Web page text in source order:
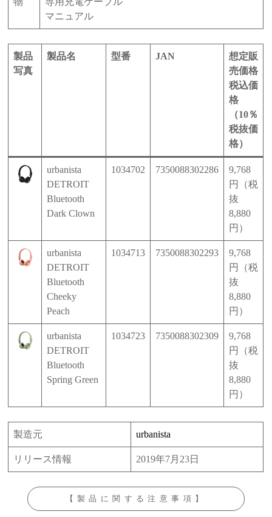
マニュアル
製品
写真
製品名 型番 JAN
想定販
売価格
税込価
格
（10％
税抜価
格）
urbanista
DETROIT
Bluetooth
Dark Clown
1034702 7350088302286
9,768
円（税
抜
8,880
円）
urbanista
DETROIT
Bluetooth
Cheeky
Peach
1034713 7350088302293
9,768
円（税
抜
8,880
円）
urbanista
DETROIT
Bluetooth
Spring Green
1034723 7350088302309
9,768
円（税
抜
8,880
円）
製造元 urbanista
リリース情報 2019年7月23日
【製品に関する注意事項】